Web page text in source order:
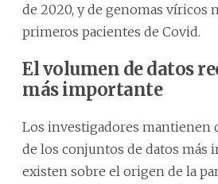
de 2020, y de genomas víricos
primeros pacientes de Covid.
El volumen de datos
más importante
Los investigadores mantienen
de los conjuntos de datos más
existen sobre el origen de la